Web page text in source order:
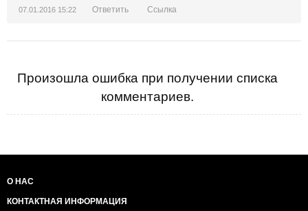
всея Руси. Для управления церковью была
(Сталин). Кандидатура патриарха была
рекомендована Берией после тщательного отбора.
С тех пор традиции сотрудничества попов
07.01.2016 15:22 Ответить Ссылка
Произошла ошибка при получении списка
комментариев.
О НАС
КОНТАКТНАЯ ИНФОРМАЦИЯ